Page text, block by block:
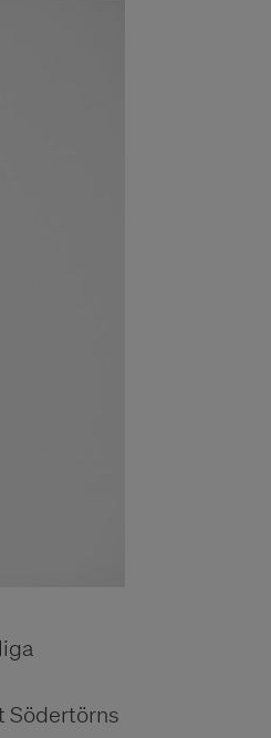
Södertörns